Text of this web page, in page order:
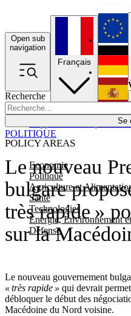
Open sub
navigation
Recherche
Se
POLICY AREAS
Economie
Politique
Agriculture et
Santé
Technologies
Energie, Environnement
Défense
Français
Le nouveau
bulgare
très rapide »
sur la
Le nouveau gouvernement
« très rapide » qui devrait
débloquer le début des
Macédoine du Nord voisine.
POLITIQUE